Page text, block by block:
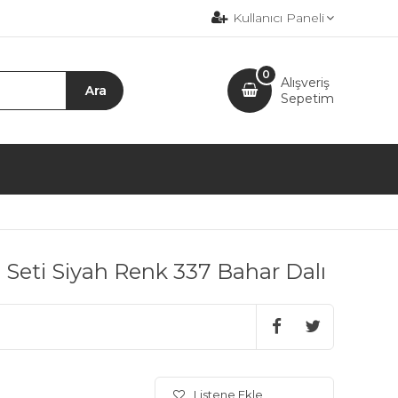
Kullanıcı Paneli
Alışveriş
Sepetim
0
Siyah Renk 337 Bahar Dalı
Listene Ekle